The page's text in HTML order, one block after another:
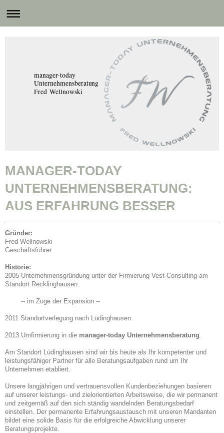
manager-today
Unternehmensberatung
Fred Wellnowski
MANAGER-TODAY
UNTERNEHMENSBERATUNG:
AUS ERFAHRUNG BESSER
Gründer:
Fred Wellnowski
Geschäftsführer
Historie:
2005 Unternehmensgründung unter der Firmierung Vest-Consulting am
Standort Recklinghausen.
-- im Zuge der Expansion --
2011 Standortverlegung nach Lüdinghausen.
2013 Umfirmierung in die manager-today Unternehmensberatung
Am Standort Lüdinghausen sind wir bis heute als Ihr kompetenter und
leistungsfähiger Partner für alle Beratungsaufgaben rund um Ihr
Unternehmen etabliert.
Unsere langjährigen und vertrauensvollen Kundenbeziehungen basieren
auf unserer leistungs- und zielorientierten Arbeitsweise, die wir permanent
und zeitgemäß auf den sich ständig wandelnden Beratungsbedarf
einstellen. Der permanente Erfahrungsaustausch mit unseren Mandanten
bildet eine solide Basis für die erfolgreiche Abwicklung unserer
Beratungsprojekte.